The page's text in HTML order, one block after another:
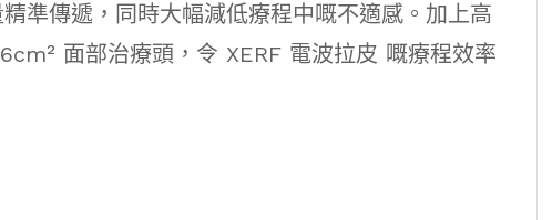
準傳遞，同時大幅減低療程中嘅不適感。加上高
面部治療頭，令 XERF 電波拉皮 嘅療程效率